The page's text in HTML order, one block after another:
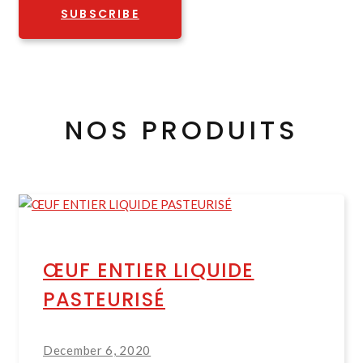
SUBSCRIBE
NOS PRODUITS
ŒUF ENTIER LIQUIDE
PASTEURISÉ
December 6, 2020